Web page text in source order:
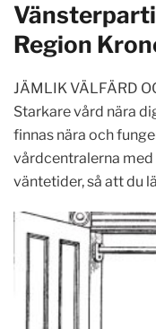
Region
JÄMLIK VÄLFÄRD
Starkare vård nära
finnas nära och
vårdcentralerna
väntetider, så att du